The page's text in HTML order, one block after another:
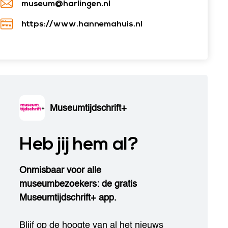
museum@harlingen.nl
https://www.hannemahuis.nl
Museumtijdschrift+
Heb jij hem al?
Onmisbaar voor alle
museumbezoekers: de gratis
Museumtijdschrift+ app.